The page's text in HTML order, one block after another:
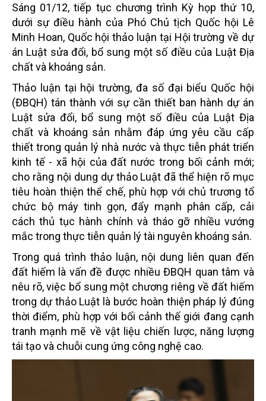
Sáng 01/12, tiếp tục chương trình Kỳ họp thứ 10,
dưới sự điều hành của Phó Chủ tịch Quốc hội Lê
Minh Hoan, Quốc hội thảo luận tại Hội trường về dự
án Luật sửa đổi, bổ sung một số điều của Luật Địa
chất và khoáng sản.
Thảo luận tại hội trường, đa số đại biểu Quốc hội
(ĐBQH) tán thành với sự cần thiết ban hành dự án
Luật sửa đổi, bổ sung một số điều của Luật Địa
chất và khoáng sản nhằm đáp ứng yêu cầu cấp
thiết trong quản lý nhà nước và thực tiễn phát triển
kinh tế - xã hội của đất nước trong bối cảnh mới;
cho rằng nội dung dự thảo Luật đã thể hiện rõ mục
tiêu hoàn thiện thể chế, phù hợp với chủ trương tổ
chức bộ máy tinh gọn, đẩy mạnh phân cấp, cải
cách thủ tục hành chính và tháo gỡ nhiều vướng
mắc trong thực tiễn quản lý tài nguyên khoáng sản.
Trong quá trình thảo luận, nội dung liên quan đến
đất hiếm là vấn đề được nhiều ĐBQH quan tâm và
nêu rõ, việc bổ sung một chương riêng về đất hiếm
trong dự thảo Luật là bước hoàn thiện pháp lý đúng
thời điểm, phù hợp với bối cảnh thế giới đang cạnh
tranh mạnh mẽ về vật liệu chiến lược, năng lượng
tái tạo và chuỗi cung ứng công nghệ cao.